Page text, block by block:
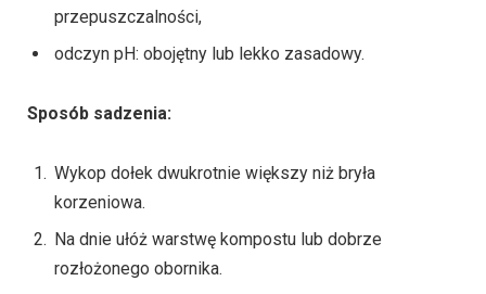
przepuszczalności,
odczyn pH: obojętny lub lekko zasadowy.
Sposób sadzenia:
Wykop dołek dwukrotnie większy niż bryła
korzeniowa.
Na dnie ułóż warstwę kompostu lub dobrze
rozłożonego obornika.